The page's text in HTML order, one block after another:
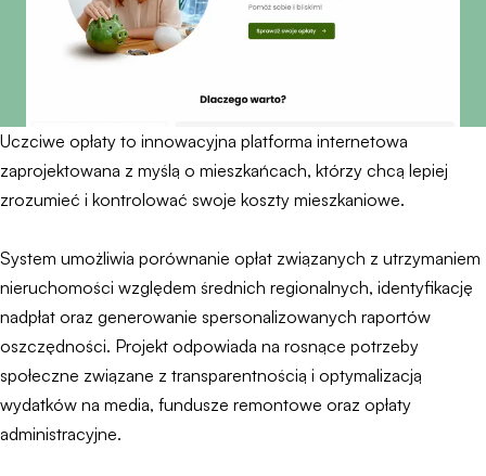
Uczciwe opłaty to innowacyjna platforma internetowa
zaprojektowana z myślą o mieszkańcach, którzy chcą lepiej
zrozumieć i kontrolować swoje koszty mieszkaniowe.
System umożliwia porównanie opłat związanych z utrzymaniem
nieruchomości względem średnich regionalnych, identyfikację
nadpłat oraz generowanie spersonalizowanych raportów
oszczędności. Projekt odpowiada na rosnące potrzeby
społeczne związane z transparentnością i optymalizacją
wydatków na media, fundusze remontowe oraz opłaty
administracyjne.